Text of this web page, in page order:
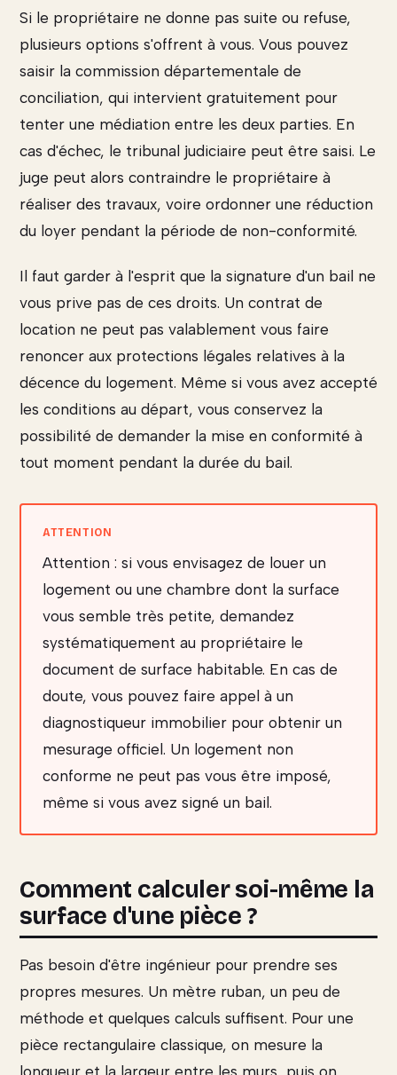
Si le propriétaire ne donne pas suite ou refuse,
plusieurs options s'offrent à vous. Vous pouvez
saisir la commission départementale de
conciliation, qui intervient gratuitement pour
tenter une médiation entre les deux parties. En
cas d'échec, le tribunal judiciaire peut être saisi. Le
juge peut alors contraindre le propriétaire à
réaliser des travaux, voire ordonner une réduction
du loyer pendant la période de non-conformité.
Il faut garder à l'esprit que la signature d'un bail ne
vous prive pas de ces droits. Un contrat de
location ne peut pas valablement vous faire
renoncer aux protections légales relatives à la
décence du logement. Même si vous avez accepté
les conditions au départ, vous conservez la
possibilité de demander la mise en conformité à
tout moment pendant la durée du bail.
Attention : si vous envisagez de louer un
logement ou une chambre dont la surface
vous semble très petite, demandez
systématiquement au propriétaire le
document de surface habitable. En cas de
doute, vous pouvez faire appel à un
diagnostiqueur immobilier pour obtenir un
mesurage officiel. Un logement non
conforme ne peut pas vous être imposé,
même si vous avez signé un bail.
Comment calculer soi-même la
surface d'une pièce ?
Pas besoin d'être ingénieur pour prendre ses
propres mesures. Un mètre ruban, un peu de
méthode et quelques calculs suffisent. Pour une
pièce rectangulaire classique, on mesure la